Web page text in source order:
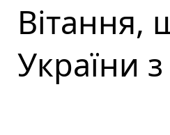
Вітання,
України